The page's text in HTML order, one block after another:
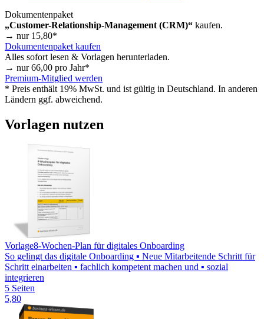
Dokumentenpaket
„Customer-Relationship-Management (CRM)“ kaufen.
→ nur 15,80*
Dokumentenpaket kaufen
Alles sofort lesen & Vorlagen herunterladen.
→ nur66,00 pro Jahr*
Premium-Mitglied werden
* Preis enthält 19% MwSt. und ist gültig in Deutschland. In anderen
Ländern ggf. abweichend.
Vorlagen nutzen
Vorlage8-Wochen-Plan für digitales Onboarding
So gelingt das digitale Onboarding ▪ Neue Mitarbeitende Schritt für
Schritt einarbeiten ▪ fachlich kompetent machen und ▪ sozial
integrieren
5 Seiten
5,80